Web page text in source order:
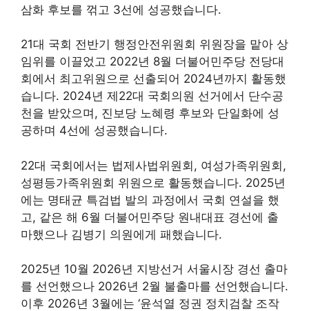
삼화 후보를 꺾고 3선에 성공했습니다.
21대 국회 전반기 행정안전위원회 위원장을 맡아 상
임위를 이끌었고 2022년 8월 더불어민주당 전당대
회에서 최고위원으로 선출되어 2024년까지 활동했
습니다. 2024년 제22대 국회의원 선거에서 단수공
천을 받았으며, 진보당 노혜령 후보와 단일화에 성
공하며 4선에 성공했습니다.
22대 국회에서는 법제사법위원회, 여성가족위원회,
성평등가족위원회 위원으로 활동했습니다. 2025년
에는 명태균 특검법 발의 과정에서 국회 연설을 했
고, 같은 해 6월 더불어민주당 원내대표 경선에 출
마했으나 김병기 의원에게 패했습니다.
2025년 10월 2026년 지방선거 서울시장 경선 출마
를 선언했으나 2026년 2월 불출마를 선언했습니다.
이후 2026년 3월에는 ‘윤석열 정권 정치검찰 조작